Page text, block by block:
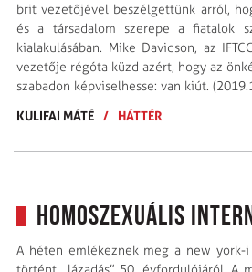
brit vezetőjével beszélgettünk arról,
és a társadalom szerepe a fiatalok
kialakulásában. Mike Davidson, az
vezetője régóta küzd azért, hogy az
szabadon képviselhesse: van kiút.
KULIFAI MÁTÉ / HÁTTÉR
Homoszexuális
A héten emlékeznek meg a new york-